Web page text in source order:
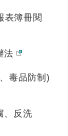
表簿冊閱
法
毒品防制)
、反洗